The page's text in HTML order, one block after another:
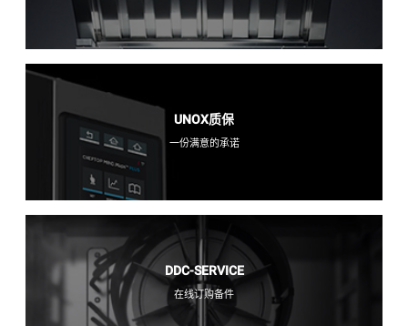
UNOX质保
一份满意的承诺
DDC-SERVICE
在线订购备件